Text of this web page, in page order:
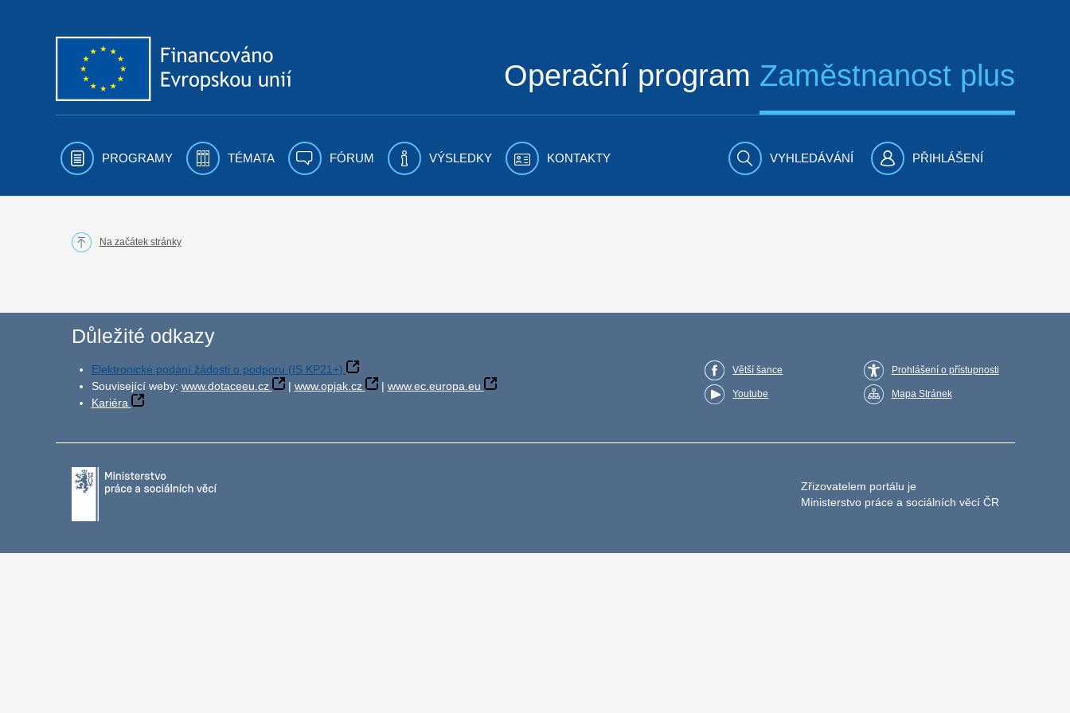
Operační program Zaměstnanost plus
PROGRAMY TÉMATA FÓRUM VÝSLEDKY KONTAKTY VYHLEDÁVÁNÍ PŘIHLÁŠENÍ
Na začátek stránky
Důležité odkazy
Elektronické podání žádosti o podporu (IS KP21+)
Související weby: www.dotaceeu.cz | www.opjak.cz | www.ec.europa.eu
Kariéra
Větší šance
Youtube
Prohlášení o přístupnosti
Mapa Stránek
Zřizovatelem portálu je
Ministerstvo práce a sociálních věcí ČR